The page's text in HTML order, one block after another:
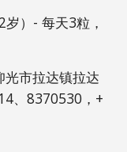
）- 每天3粒，
市拉达镇拉达
、8370530，+